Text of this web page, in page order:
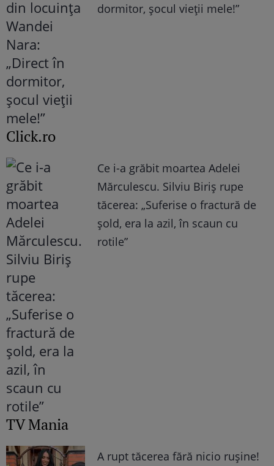
dormitor, șocul vieții mele!”
Click.ro
Ce i-a grăbit moartea Adelei
Mărculescu. Silviu Biriș rupe
tăcerea: „Suferise o fractură de
șold, era la azil, în scaun cu
rotile”
TV Mania
A rupt tăcerea fără nicio rușine!